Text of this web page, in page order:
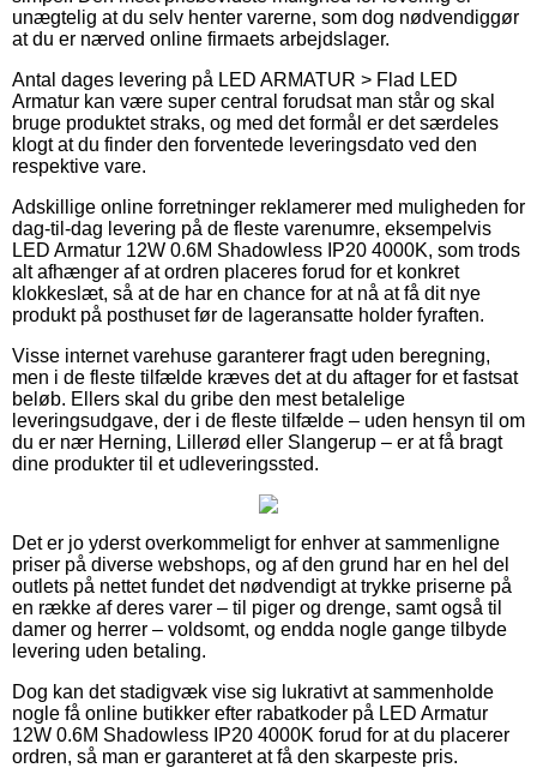
unægtelig at du selv henter varerne, som dog nødvendiggør
at du er nærved online firmaets arbejdslager.
Antal dages levering på LED ARMATUR > Flad LED
Armatur kan være super central forudsat man står og skal
bruge produktet straks, og med det formål er det særdeles
klogt at du finder den forventede leveringsdato ved den
respektive vare.
Adskillige online forretninger reklamerer med muligheden for
dag-til-dag levering på de fleste varenumre, eksempelvis
LED Armatur 12W 0.6M Shadowless IP20 4000K, som trods
alt afhænger af at ordren placeres forud for et konkret
klokkeslæt, så at de har en chance for at nå at få dit nye
produkt på posthuset før de lageransatte holder fyraften.
Visse internet varehuse garanterer fragt uden beregning,
men i de fleste tilfælde kræves det at du aftager for et fastsat
beløb. Ellers skal du gribe den mest betalelige
leveringsudgave, der i de fleste tilfælde – uden hensyn til om
du er nær Herning, Lillerød eller Slangerup – er at få bragt
dine produkter til et udleveringssted.
Det er jo yderst overkommeligt for enhver at sammenligne
priser på diverse webshops, og af den grund har en hel del
outlets på nettet fundet det nødvendigt at trykke priserne på
en række af deres varer – til piger og drenge, samt også til
damer og herrer – voldsomt, og endda nogle gange tilbyde
levering uden betaling.
Dog kan det stadigvæk vise sig lukrativt at sammenholde
nogle få online butikker efter rabatkoder på LED Armatur
12W 0.6M Shadowless IP20 4000K forud for at du placerer
ordren, så man er garanteret at få den skarpeste pris.